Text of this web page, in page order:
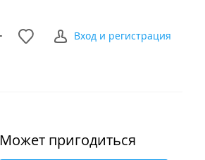
Вход и регистрация
Может пригодиться